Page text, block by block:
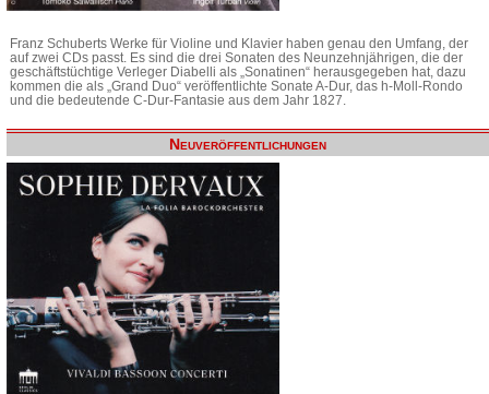
Franz Schuberts Werke für Violine und Klavier haben genau den Umfang, der
auf zwei CDs passt. Es sind die drei Sonaten des Neunzehnjährigen, die der
geschäftstüchtige Verleger Diabelli als „Sonatinen“ herausgegeben hat, dazu
kommen die als „Grand Duo“ veröffentlichte Sonate A-Dur, das h-Moll-Rondo
und die bedeutende C-Dur-Fantasie aus dem Jahr 1827.
Neuveröffentlichungen